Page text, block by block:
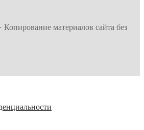
материалов сайта без